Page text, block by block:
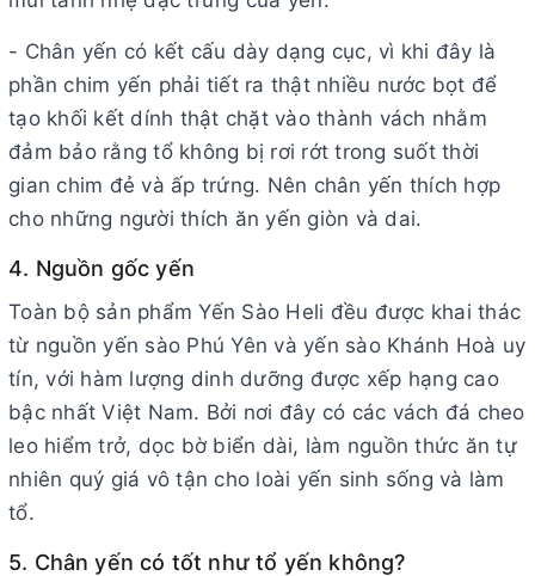
- Chân yến có kết cấu dày dạng cục, vì khi đây là
phần chim yến phải tiết ra thật nhiều nước bọt để
tạo khối kết dính thật chặt vào thành vách nhằm
đảm bảo rằng tổ không bị rơi rớt trong suốt thời
gian chim đẻ và ấp trứng. Nên chân yến thích hợp
cho những người thích ăn yến giòn và dai.
4. Nguồn gốc yến
Toàn bộ sản phẩm Yến Sào Heli đều được khai thác
từ nguồn yến sào Phú Yên và yến sào Khánh Hoà uy
tín, với hàm lượng dinh dưỡng được xếp hạng cao
bậc nhất Việt Nam. Bởi nơi đây có các vách đá cheo
leo hiểm trở, dọc bờ biển dài, làm nguồn thức ăn tự
nhiên quý giá vô tận cho loài yến sinh sống và làm
tổ.
5. Chân yến có tốt như tổ yến không?